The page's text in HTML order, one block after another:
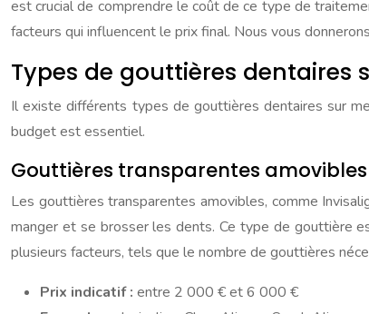
est crucial de comprendre le coût de ce type de
facteurs qui influencent le prix final. Nous vous
Types de gouttières dentaires
Il existe différents types de gouttières dentaires sur
budget est essentiel.
Gouttières transparentes
Les gouttières transparentes amovibles, comme
manger et se brosser les dents. Ce type de gouttière
plusieurs facteurs, tels que le nombre de gouttières
Prix indicatif : entre 2 000 € et 6 000 €